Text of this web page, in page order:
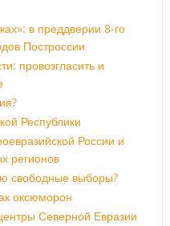
в преддверии 8-го
Построссии
провозгласить и
Республики
России и
регионов
свободные выборы?
оксюморон
Северной Евразии